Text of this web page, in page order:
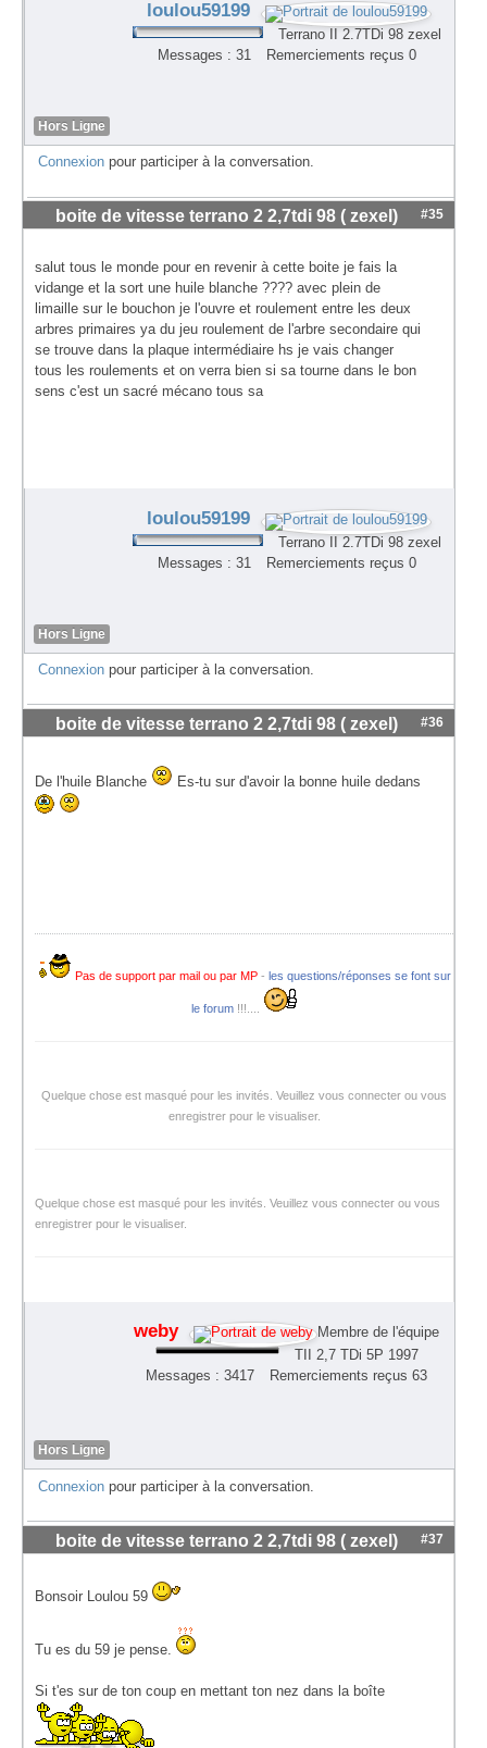
loulou59199
Terrano II 2.7TDi 98 zexel
Messages : 31
Remerciements reçus 0
Hors Ligne
Connexion pour participer à la conversation.
boite de vitesse terrano 2 2,7tdi 98 ( zexel) #35
salut tous le monde pour en revenir à cette boite je fais la
vidange et la sort une huile blanche ???? avec plein de
limaille sur le bouchon je l'ouvre et roulement entre les deux
arbres primaires ya du jeu roulement de l'arbre secondaire qui
se trouve dans la plaque intermédiaire hs je vais changer
tous les roulements et on verra bien si sa tourne dans le bon
sens c'est un sacré mécano tous sa
loulou59199
Terrano II 2.7TDi 98 zexel
Messages : 31
Remerciements reçus 0
Hors Ligne
Connexion pour participer à la conversation.
boite de vitesse terrano 2 2,7tdi 98 ( zexel) #36
De l'huile Blanche Es-tu sur d'avoir la bonne huile dedans
Pas de support par mail ou par MP- les questions/réponses se font sur
le forum!!!....
Quelque chose est masqué pour les invités. Veuillez vous connecter ou vous
enregistrer pour le visualiser.
Quelque chose est masqué pour les invités. Veuillez vous connecter ou vous
enregistrer pour le visualiser.
weby
Membre de l'équipe
TII 2,7 TDi 5P 1997
Messages : 3417
Remerciements reçus 63
Hors Ligne
Connexion pour participer à la conversation.
boite de vitesse terrano 2 2,7tdi 98 ( zexel) #37
Bonsoir Loulou 59
Tu es du 59 je pense.
Si t'es sur de ton coup en mettant ton nez dans la boîte